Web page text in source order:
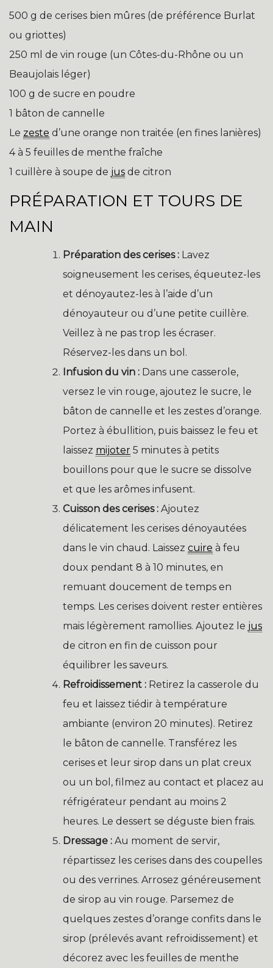
500 g de cerises bien mûres (de préférence Burlat
ou griottes)
250 ml de vin rouge (un Côtes-du-Rhône ou un
Beaujolais léger)
100 g de sucre en poudre
1 bâton de cannelle
Le zeste d’une orange non traitée (en fines lanières)
4 à 5 feuilles de menthe fraîche
1 cuillère à soupe de jus de citron
PRÉPARATION ET TOURS DE
MAIN
Préparation des cerises : Lavez
soigneusement les cerises, équeutez-les
et dénoyautez-les à l’aide d’un
dénoyauteur ou d’une petite cuillère.
Veillez à ne pas trop les écraser.
Réservez-les dans un bol.
Infusion du vin : Dans une casserole,
versez le vin rouge, ajoutez le sucre, le
bâton de cannelle et les zestes d’orange.
Portez à ébullition, puis baissez le feu et
laissez mijoter 5 minutes à petits
bouillons pour que le sucre se dissolve
et que les arômes infusent.
Cuisson des cerises : Ajoutez
délicatement les cerises dénoyautées
dans le vin chaud. Laissez cuire à feu
doux pendant 8 à 10 minutes, en
remuant doucement de temps en
temps. Les cerises doivent rester entières
mais légèrement ramollies. Ajoutez le jus
de citron en fin de cuisson pour
équilibrer les saveurs.
Refroidissement : Retirez la casserole du
feu et laissez tiédir à température
ambiante (environ 20 minutes). Retirez
le bâton de cannelle. Transférez les
cerises et leur sirop dans un plat creux
ou un bol, filmez au contact et placez au
réfrigérateur pendant au moins 2
heures. Le dessert se déguste bien frais.
Dressage : Au moment de servir,
répartissez les cerises dans des coupelles
ou des verrines. Arrosez généreusement
de sirop au vin rouge. Parsemez de
quelques zestes d’orange confits dans le
sirop (prélevés avant refroidissement) et
décorez avec les feuilles de menthe